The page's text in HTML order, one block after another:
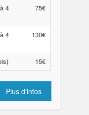
4
75€
4
130€
15€
Plus d'infos